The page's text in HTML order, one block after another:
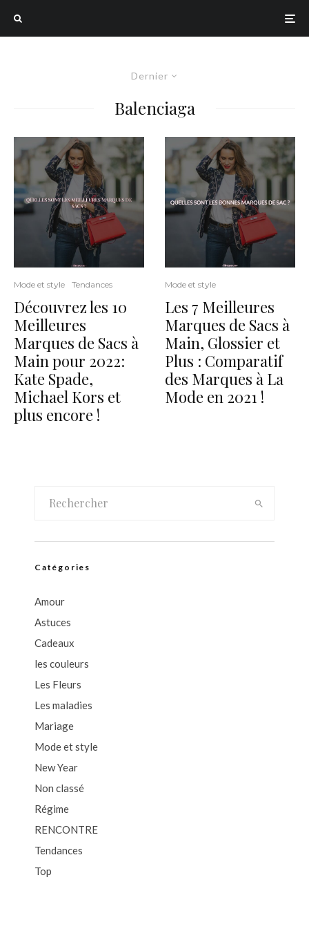
Dernier
Balenciaga
Mode et style Tendances
Découvrez les 10
Meilleures
Marques de Sacs à
Main pour 2022:
Kate Spade,
Michael Kors et
plus encore !
Mode et style
Les 7 Meilleures
Marques de Sacs à
Main, Glossier et
Plus : Comparatif
des Marques à La
Mode en 2021 !
Catégories
Amour
Astuces
Cadeaux
les couleurs
Les Fleurs
Les maladies
Mariage
Mode et style
New Year
Non classé
Régime
RENCONTRE
Tendances
Top